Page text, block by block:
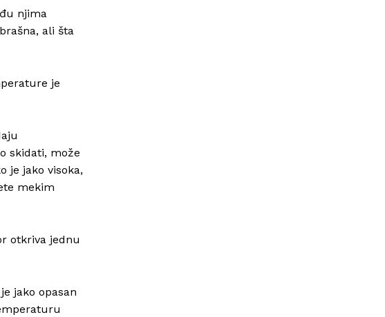
njima
ali šta
je
skidati, može
je jako visoka,
mekim
otkriva jednu
jako opasan